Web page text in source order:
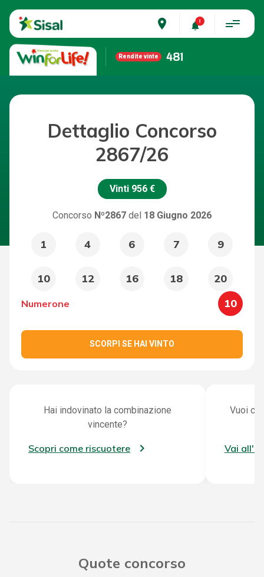
place
Rendite vinte 481
Dettaglio Concorso
2867/26
Vinti 956 €
Concorso Nº2867 del 18 Giugno 2026
1 4 6 7 9
10 12 16 18 20
Numerone 10
SCORPI SE HAI VINTO
Hai indovinato la combinazione
vincente?
Scopri come riscuotere
Vuoi
Vai
Quote concorso